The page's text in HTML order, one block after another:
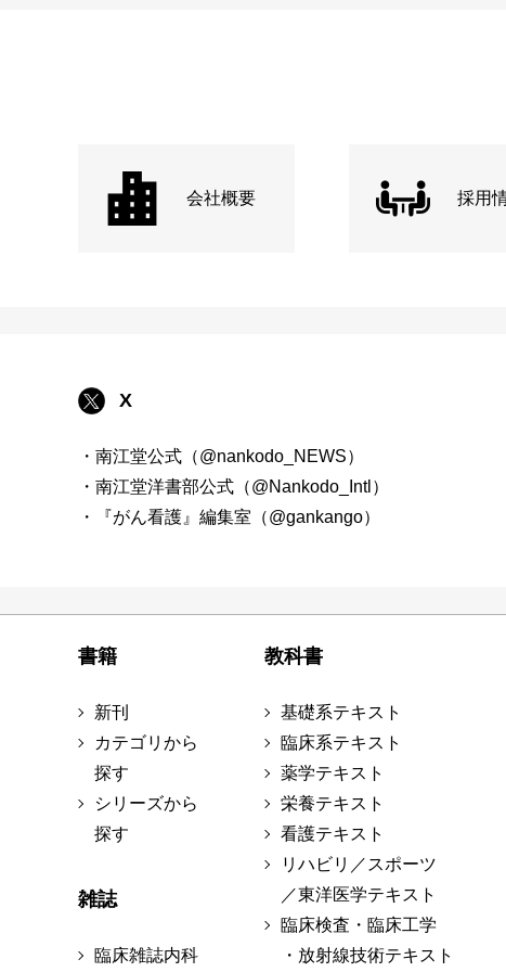
会社概要 採用
X
・南江堂公式（@nankodo_NEWS）
・南江堂洋書部公式（@Nankodo_Intl）
・『がん看護』編集室（@gankango）
書籍
新刊
カテゴリから
探す
シリーズから
探す
雑誌
臨床雑誌内科
教科書
基礎系テキスト
臨床系テキスト
薬学テキスト
栄養テキスト
看護テキスト
リハビリ／スポーツ
／東洋医学テキスト
臨床検査・臨床工学
・放射線技術テキスト